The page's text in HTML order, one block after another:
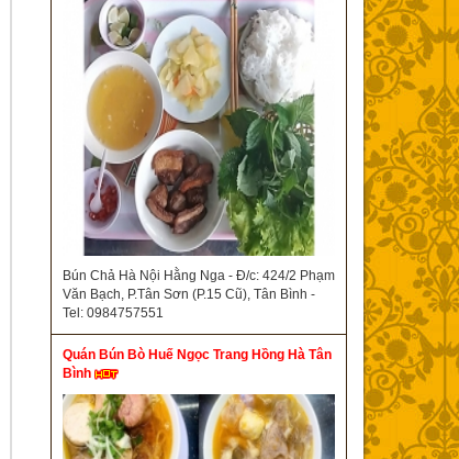
Bún Chả Hà Nội Hằng Nga - Đ/c: 424/2 Phạm
Văn Bạch, P.Tân Sơn (P.15 Cũ), Tân Bình -
Tel: 0984757551
Quán Bún Bò Huế Ngọc Trang Hồng Hà Tân
Bình